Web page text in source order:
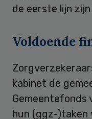
de eerste lijn
Voldoende
kabinet de
Gemeentefonds
hun (ggz-)taken